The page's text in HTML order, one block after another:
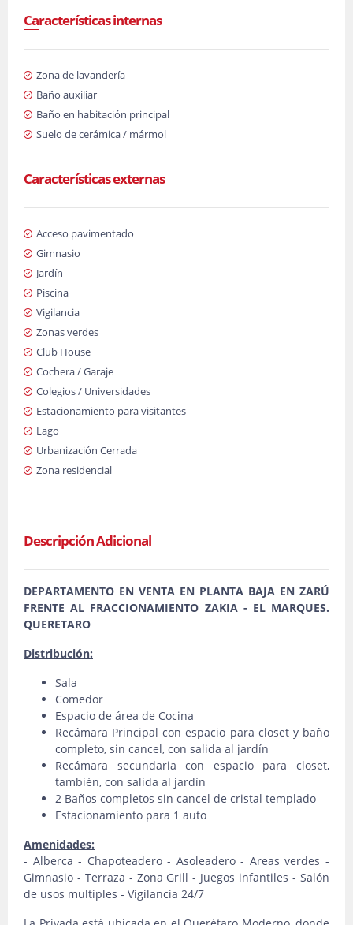
Características internas
Zona de lavandería
Baño auxiliar
Baño en habitación principal
Suelo de cerámica / mármol
Características externas
Acceso pavimentado
Gimnasio
Jardín
Piscina
Vigilancia
Zonas verdes
Club House
Cochera / Garaje
Colegios / Universidades
Estacionamiento para visitantes
Lago
Urbanización Cerrada
Zona residencial
Descripción Adicional
DEPARTAMENTO EN VENTA EN PLANTA BAJA EN ZARÚ
FRENTE AL FRACCIONAMIENTO ZAKIA - EL MARQUES.
QUERETARO
Distribución:
Sala
Comedor
Espacio de área de Cocina
Recámara Principal con espacio para closet y baño
completo, sin cancel, con salida al jardín
Recámara secundaria con espacio para closet,
también, con salida al jardín
2 Baños completos sin cancel de cristal templado
Estacionamiento para 1 auto
Amenidades:
- Alberca - Chapoteadero - Asoleadero - Areas verdes -
Gimnasio - Terraza - Zona Grill - Juegos infantiles - Salón
de usos multiples - Vigilancia 24/7